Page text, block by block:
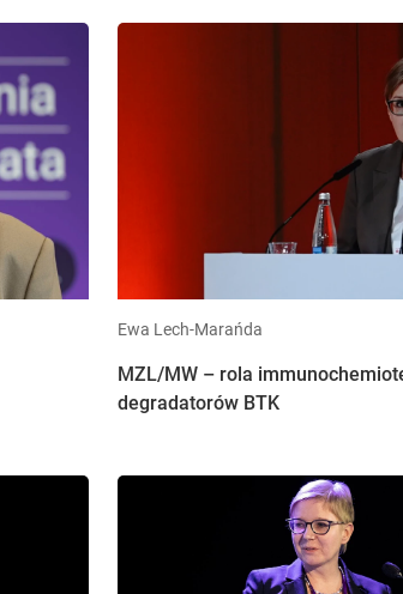
Ewa Lech-Marańda
MZL/MW – rola
degradatorów BTK